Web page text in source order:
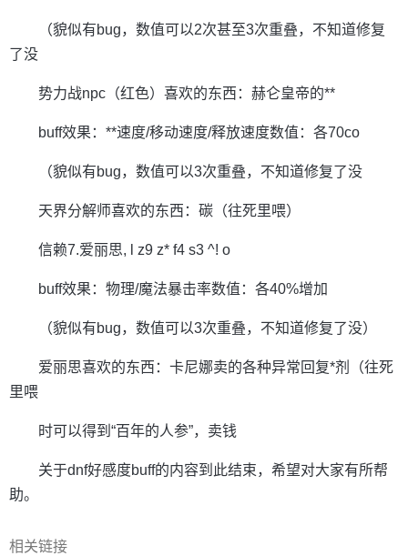
（貌似有bug，数值可以2次甚至3次重叠，不知道修复
了没
势力战npc（红色）喜欢的东西：赫仑皇帝的**
buff效果：**速度/移动速度/释放速度数值：各70co
（貌似有bug，数值可以3次重叠，不知道修复了没
天界分解师喜欢的东西：碳（往死里喂）
信赖7.爱丽思, l z9 z* f4 s3 ^! o
buff效果：物理/魔法暴击率数值：各40%增加
（貌似有bug，数值可以3次重叠，不知道修复了没）
爱丽思喜欢的东西：卡尼娜卖的各种异常回复*剂（往死
里喂
时可以得到“百年的人参”，卖钱
关于dnf好感度buff的内容到此结束，希望对大家有所帮
助。
相关链接